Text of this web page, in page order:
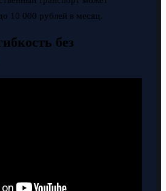
10 000 рублей в месяц.
без